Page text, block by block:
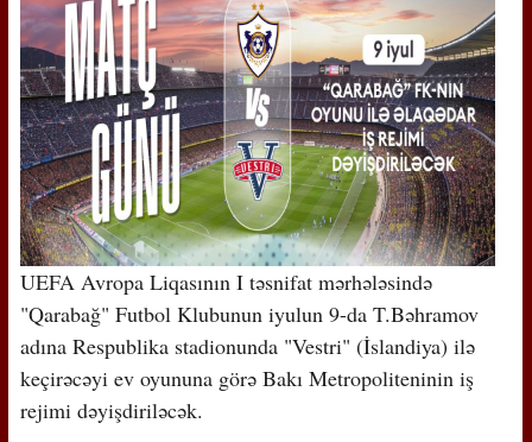
UEFA Avropa Liqasının I təsnifat mərhələsində
"Qarabağ" Futbol Klubunun iyulun 9-da T.Bəhramov
adına Respublika stadionunda "Vestri" (İslandiya) ilə
keçirəcəyi ev oyununa görə Bakı Metropoliteninin iş
rejimi dəyişdiriləcək.